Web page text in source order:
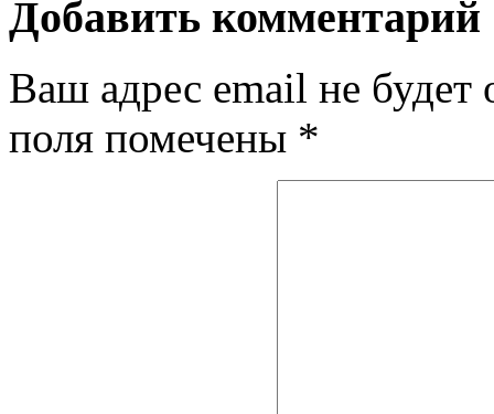
Добавить комментарий
Ваш адрес email не будет
поля помечены *